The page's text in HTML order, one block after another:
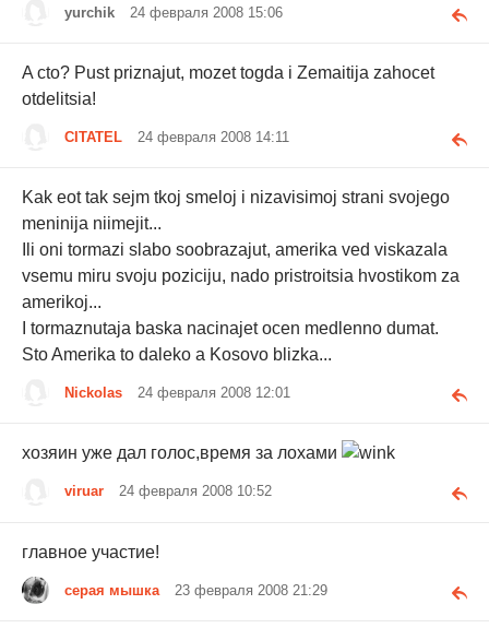
yurchik 24 февраля 2008 15:06
A cto? Pust priznajut, mozet togda i Zemaitija zahocet
otdelitsia!
CITATEL 24 февраля 2008 14:11
Kak eot tak sejm tkoj smeloj i nizavisimoj strani svojego
meninija niimejit...
Ili oni tormazi slabo soobrazajut, amerika ved viskazala
vsemu miru svoju poziciju, nado pristroitsia hvostikom za
amerikoj...
I tormaznutaja baska nacinajet ocen medlenno dumat.
Sto Amerika to daleko a Kosovo blizka...
Nickolas 24 февраля 2008 12:01
хозяин уже дал голос,время за лохами
viruar 24 февраля 2008 10:52
главное участие!
серая мышка 23 февраля 2008 21:29